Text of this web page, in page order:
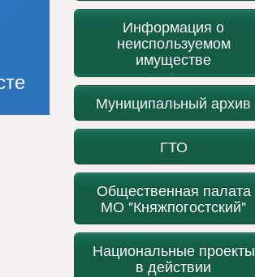
Информация о
неиспользуемом
имуществе
Муниципальный архив
ГТО
Общественная палата
МО "Княжпогостский"
Национальные проекты
в действии